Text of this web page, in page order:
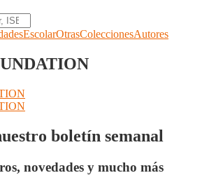
EscolarOtrasColeccionesAutores
boletín semanal
novedades y mucho más